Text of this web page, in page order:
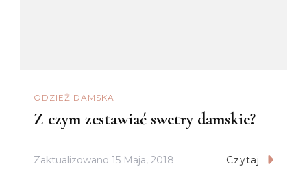
ODZIEŻ DAMSKA
Z czym zestawiać swetry damskie?
Zaktualizowano 15 Maja, 2018 Czytaj